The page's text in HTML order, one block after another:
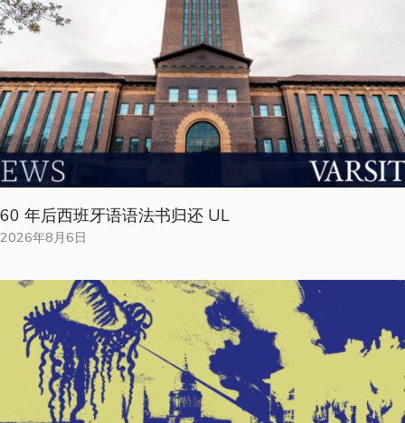
60 年后西班牙语语法书归还 UL
2026年8月6日